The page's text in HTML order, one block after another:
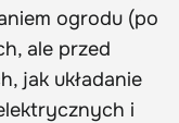
ogrodu (po
ale przed
jak układanie
i